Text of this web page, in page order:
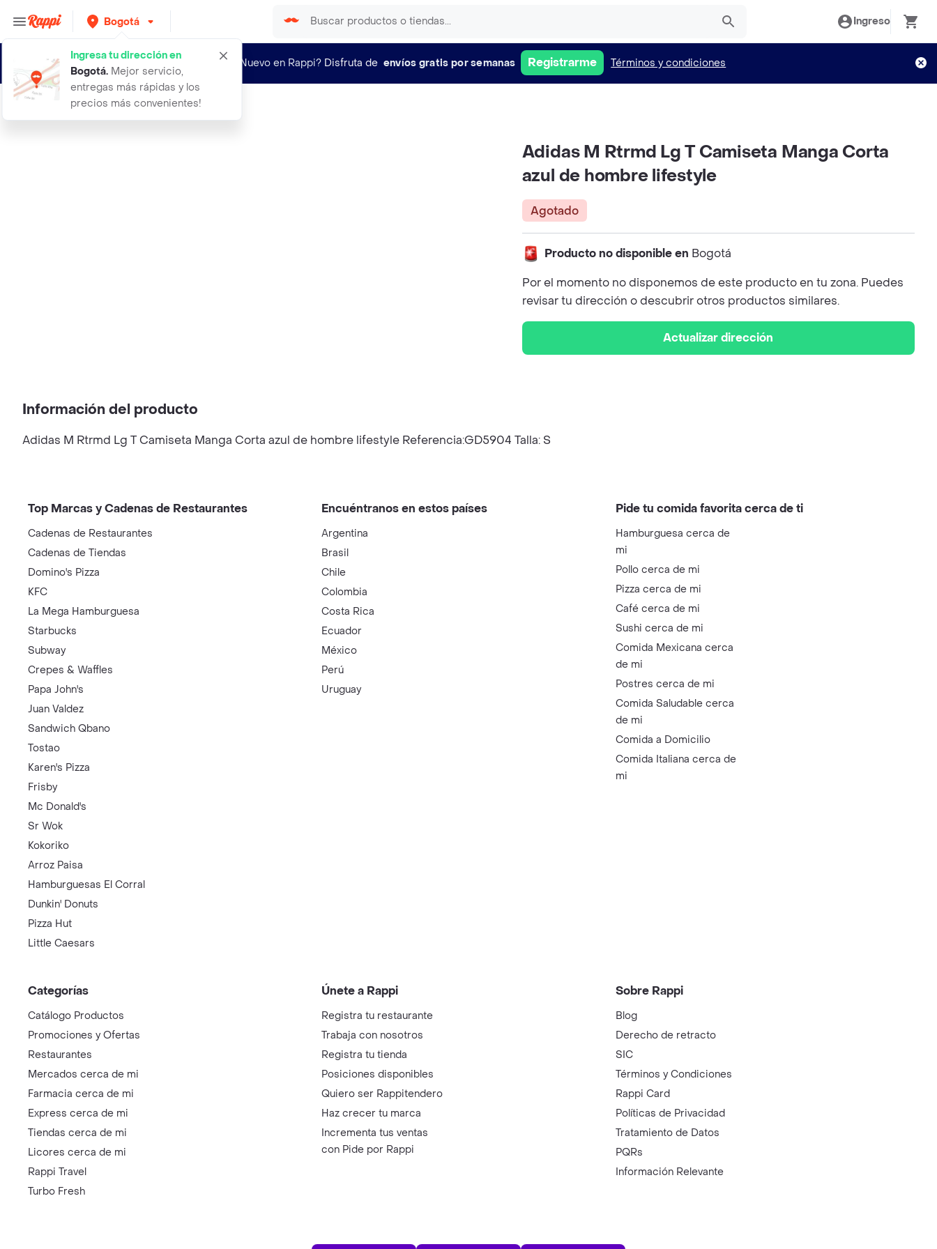
Bogotá
Ingresa tu dirección en
Bogotá. Mejor servicio,
entregas más rápidas y los
precios más convenientes!
Ingreso
¿Nuevo en Rappi? Disfruta de envíos gratis por semanas Registrarme Términos y condiciones
adidas m rtrmd lg t camiseta manga
Adidas M Rtrmd Lg T Camiseta Manga Corta
azul de hombre lifestyle
Agotado
Producto no disponible en Bogotá
Por el momento no disponemos de este producto en tu zona. Puedes
revisar tu dirección o descubrir otros productos similares.
Actualizar dirección
Información del producto
Adidas M Rtrmd Lg T Camiseta Manga Corta azul de hombre lifestyle Referencia:GD5904 Talla: S
Top Marcas y Cadenas de Restaurantes
Cadenas de Restaurantes
Cadenas de Tiendas
Domino's Pizza
KFC
La Mega Hamburguesa
Starbucks
Subway
Crepes & Waffles
Papa John's
Juan Valdez
Sandwich Qbano
Tostao
Karen's Pizza
Frisby
Mc Donald's
Sr Wok
Kokoriko
Arroz Paisa
Hamburguesas El Corral
Dunkin' Donuts
Pizza Hut
Little Caesars
Encuéntranos en estos países
Argentina
Brasil
Chile
Colombia
Costa Rica
Ecuador
México
Perú
Uruguay
Pide tu comida favorita cerca de ti
Hamburguesa cerca de
mi
Pollo cerca de mi
Pizza cerca de mi
Café cerca de mi
Sushi cerca de mi
Comida Mexicana cerca
de mi
Postres cerca de mi
Comida Saludable cerca
de mi
Comida a Domicilio
Comida Italiana cerca de
mi
Categorías
Catálogo Productos
Promociones y Ofertas
Restaurantes
Mercados cerca de mi
Farmacia cerca de mi
Express cerca de mi
Tiendas cerca de mi
Licores cerca de mi
Rappi Travel
Turbo Fresh
Únete a Rappi
Registra tu restaurante
Trabaja con nosotros
Registra tu tienda
Posiciones disponibles
Quiero ser Rappitendero
Haz crecer tu marca
Incrementa tus ventas
con Pide por Rappi
Sobre Rappi
Blog
Derecho de retracto
SIC
Términos y Condiciones
Rappi Card
Políticas de Privacidad
Tratamiento de Datos
PQRs
Información Relevante